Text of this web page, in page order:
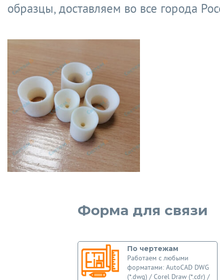
образцы, доставляем во все города
Форма для связи
По чертежам
Работаем с любыми
форматами: AutoCAD DWG
(*.dwg) / Corel Draw (*.cdr) /